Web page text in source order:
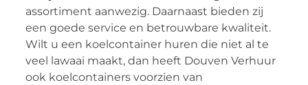
assortiment aanwezig. Daarnaast bieden zij
een goede service en betrouwbare kwaliteit.
Wilt u een koelcontainer huren die niet al te
veel lawaai maakt, dan heeft Douven Verhuur
ook koelcontainers voorzien van